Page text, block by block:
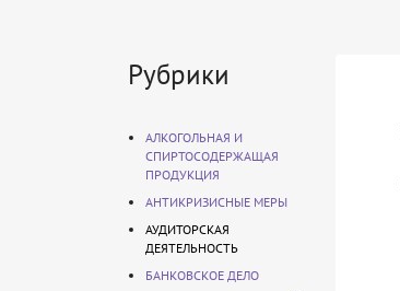
Рубрики
АЛКОГОЛЬНАЯ И
СПИРТОСОДЕРЖАЩАЯ
ПРОДУКЦИЯ
АНТИКРИЗИСНЫЕ МЕРЫ
АУДИТОРСКАЯ
ДЕЯТЕЛЬНОСТЬ
БАНКОВСКОЕ ДЕЛО